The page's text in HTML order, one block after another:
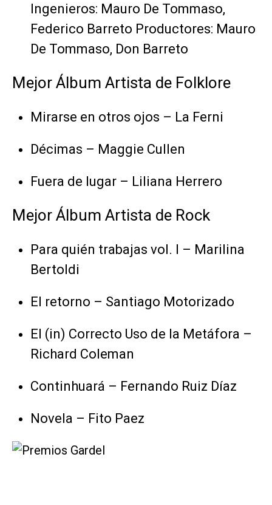
Ingenieros: Mauro De Tommaso,
Federico Barreto Productores: Mauro
De Tommaso, Don Barreto
Mejor Álbum Artista de Folklore
Mirarse en otros ojos – La Ferni
Décimas – Maggie Cullen
Fuera de lugar – Liliana Herrero
Mejor Álbum Artista de Rock
Para quién trabajas vol. I – Marilina
Bertoldi
El retorno – Santiago Motorizado
El (in) Correcto Uso de la Metáfora –
Richard Coleman
Continhuará – Fernando Ruiz Díaz
Novela – Fito Paez